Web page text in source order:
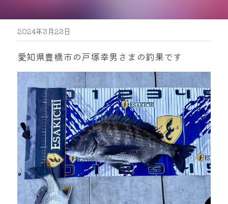
最新釣果
グッズ販売
駐車場
お問い合わせ
0597-32-0573
mtok0617love@yahoo.co.jp
お問い合わせ
2024年3月23日
愛知県豊橋市の戸塚幸男さまの釣果です